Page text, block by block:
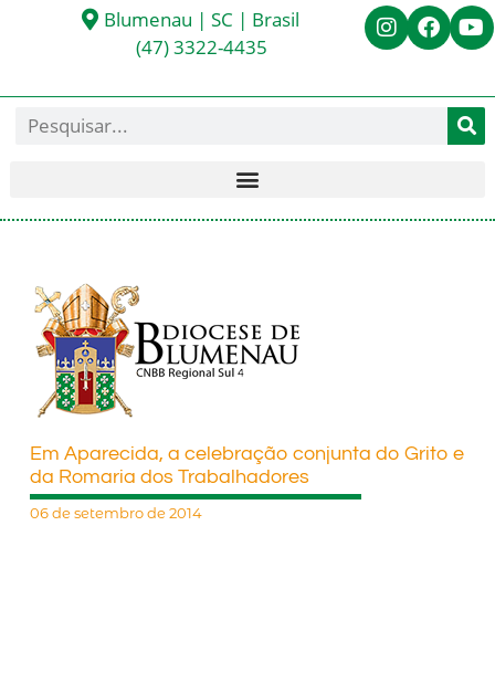
Blumenau | SC | Brasil
(47) 3322-4435
Em Aparecida, a celebração conjunta do Grito e
da Romaria dos Trabalhadores
06 de setembro de 2014